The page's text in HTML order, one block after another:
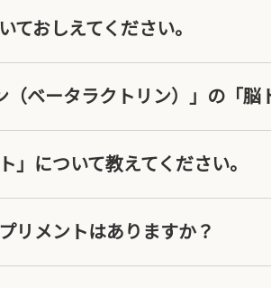
ておしえてください。
（ベータラクトリン）」の「
」について教えてください。
リメントはありますか？